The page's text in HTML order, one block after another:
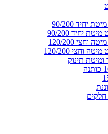
יחיד 90/200
וחצי 120/200
תינוק